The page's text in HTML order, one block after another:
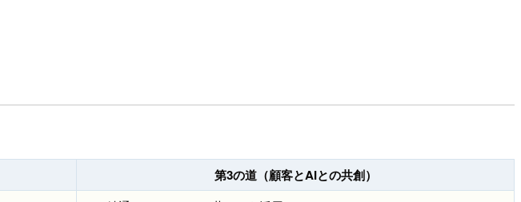
第3の道（顧客とAIとの共創）